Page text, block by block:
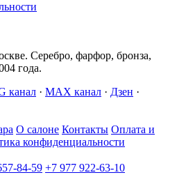
Серебро, фарфор, бронза,
года.
канал · MAX канал · Дзен ·
О салоне Контакты Оплата и
конфиденциальности
84-59 +7 977 922-63-10